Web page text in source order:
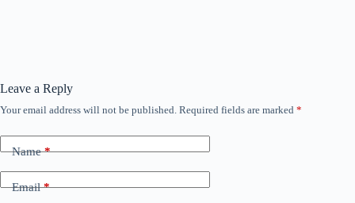
Leave a Reply
Your email address will not be published. Required fields are marked *
Name*
Email*